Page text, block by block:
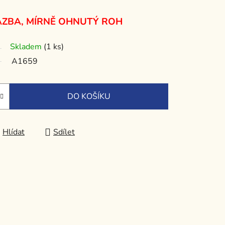
MÍRNĚ OHNUTÝ ROH
Skladem (1 ks)
A1659
DO KOŠÍKU
Hlídat Sdílet